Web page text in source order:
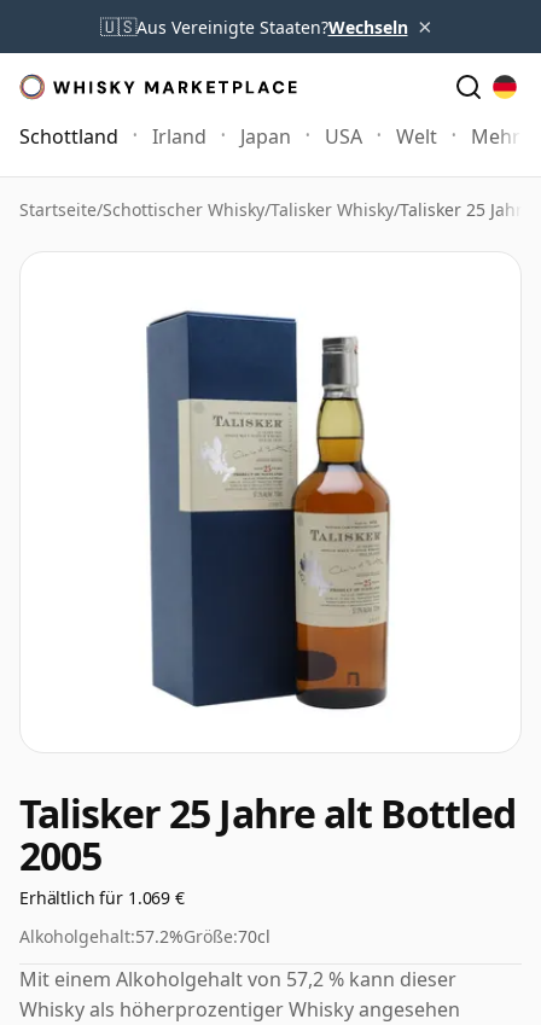
🇺🇸Aus Vereinigte Staaten?Wechseln ×
Schottland Irland Japan USA Welt Mehr
Startseite/Schottischer Whisky/Talisker Whisky/Talisker 25
Talisker 25 Jahre alt Bottled
2005
Erhältlich für 1.069 €
Alkoholgehalt:57.2%Größe:70cl
Mit einem Alkoholgehalt von 57,2 % kann dieser
Whisky als höherprozentiger Whisky angesehen